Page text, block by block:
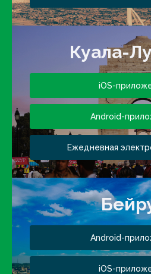
Куала-
iOS-
Android-
Ежедневная
Android-
iOS-